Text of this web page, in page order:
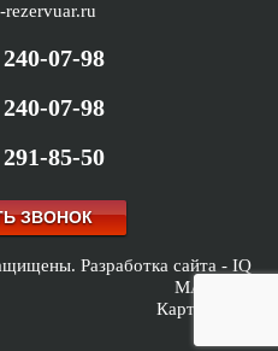
07-98
07-98
85-50
ЗВОНОК
Разработка сайта - IQ
MAXIMA
Карта сайта